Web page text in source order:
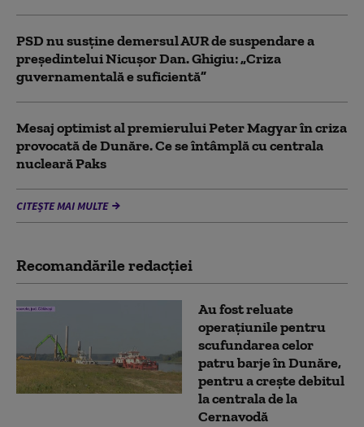
PSD nu susține demersul AUR de suspendare a
președintelui Nicușor Dan. Ghigiu: „Criza
guvernamentală e suficientă”
Mesaj optimist al premierului Peter Magyar în criza
provocată de Dunăre. Ce se întâmplă cu centrala
nucleară Paks
CITEȘTE MAI MULTE
Recomandările redacţiei
Au fost reluate
operațiunile pentru
scufundarea celor
patru barje în Dunăre,
pentru a crește debitul
la centrala de la
Cernavodă